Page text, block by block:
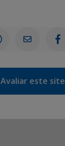
Avaliar este site